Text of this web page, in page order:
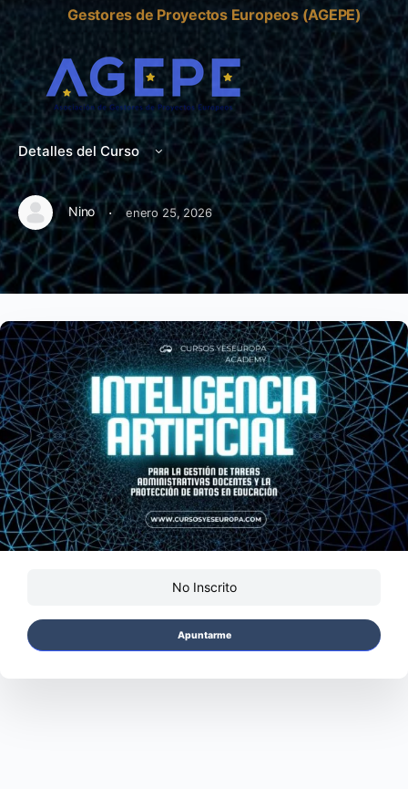
Gestores de Proyectos Europeos (AGEPE)
Detalles del Curso
Nino · enero 25, 2026
No Inscrito
Apuntarme